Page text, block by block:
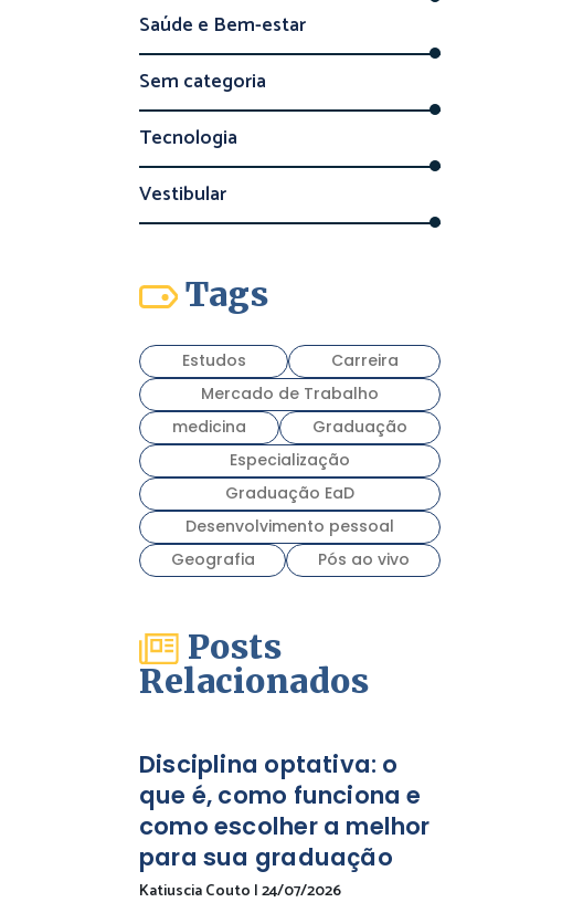
Saúde e Bem-estar
Sem categoria
Tecnologia
Vestibular
Tags
Estudos
Carreira
Mercado de Trabalho
medicina
Graduação
Especialização
Graduação EaD
Desenvolvimento pessoal
Geografia
Pós ao vivo
Posts
Relacionados
Disciplina optativa: o
que é, como funciona e
como escolher a melhor
para sua graduação
Katiuscia Couto |24/07/2026